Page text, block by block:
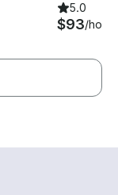
5.0
$93/hora